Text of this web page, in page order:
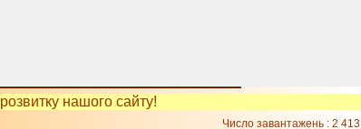
розвитку нашого сайту!
Число завантажень : 2 413